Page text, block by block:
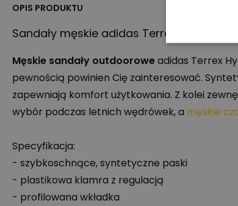
OPIS PRODUKTU
Sandały męskie adidas Terrex Hydroterra
Męskie sandały outdooroweadidas Terrex
pewnością powinien Cię zainteresować.
zapewniają komfort użytkowania. Z kolei
wybór podczas letnich wędrówek, a męskie
Specyfikacja:
- szybkoschnące, syntetyczne paski
- plastikowa klamra z regulacją
- profilowana wkładka